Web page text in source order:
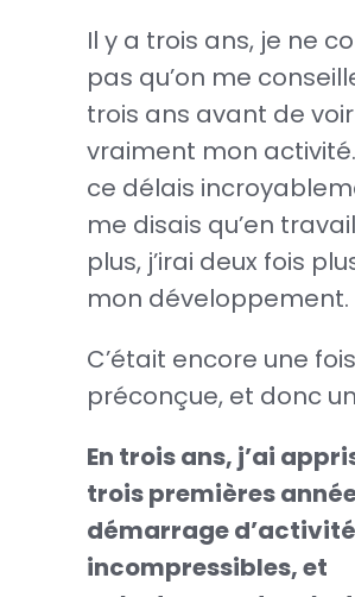
Il y a trois ans, je ne
pas qu’on me
trois ans avant de
vraiment mon
ce délais
me disais qu’en
plus, j’irai deux fois
mon développement.
C’était encore une
préconçue, et donc
En trois ans, j’ai
trois premières
démarrage
incompressibles, et